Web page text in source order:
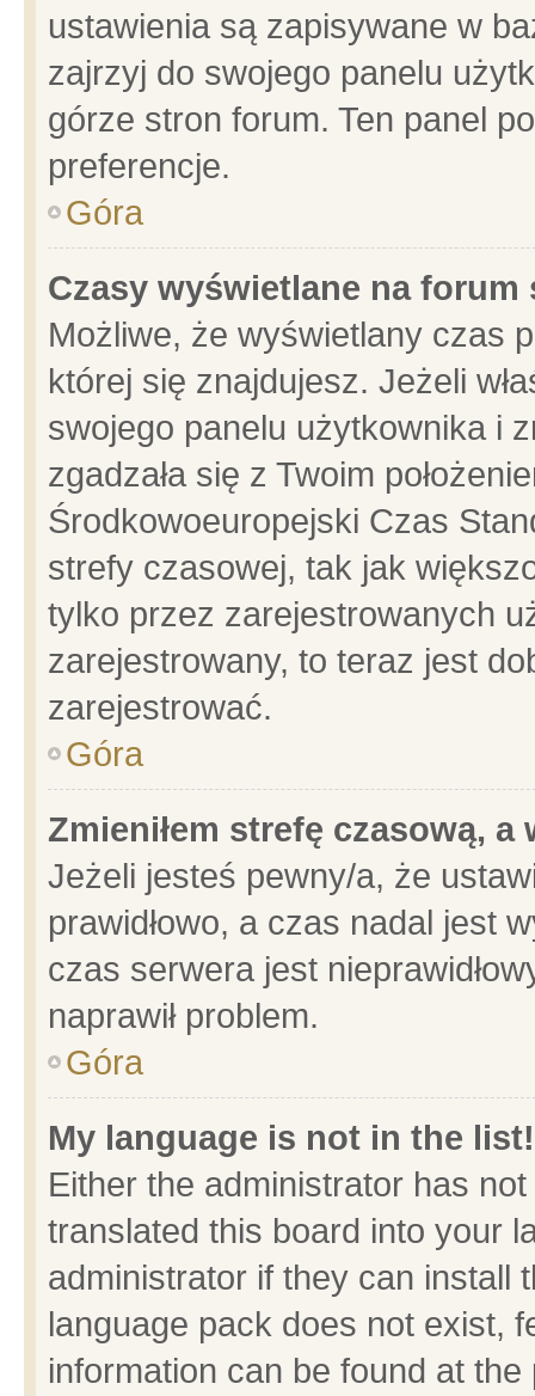
ustawienia są zapisywane w
zajrzyj do swojego panelu
górze stron forum. Ten panel
preferencje.
Góra
Czasy wyświetlane na forum
Możliwe, że wyświetlany czas
której się znajdujesz. Jeżeli
swojego panelu użytkownika i
zgadzała się z Twoim
Środkowoeuropejski Czas
strefy czasowej, tak jak
tylko przez zarejestrowanych
zarejestrowany, to teraz jest
zarejestrować.
Góra
Zmieniłem strefę czasową,
Jeżeli jesteś pewny/a, że
prawidłowo, a czas nadal jest
czas serwera jest
naprawił problem.
Góra
My language is not in the list!
Either the administrator has
translated this board into your
administrator if they can install
language pack does not exist,
information can be found at